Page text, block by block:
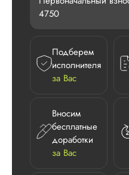
4750
Подберем
исполнителя
за Вас
Вносим
бесплатные
доработки
за Вас